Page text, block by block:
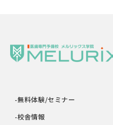
-無料体験/セミナー
-校舎情報